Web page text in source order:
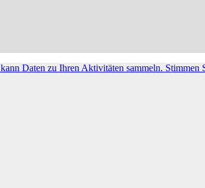
Daten zu Ihren Aktivitäten sammeln. Stimmen